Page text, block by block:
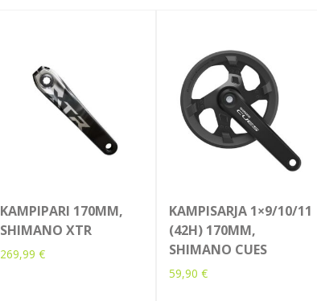
KAMPIPARI 170MM,
SHIMANO XTR
269,99 €
KAMPISARJA 1×9/10/11
(42H) 170MM,
SHIMANO CUES
59,90 €